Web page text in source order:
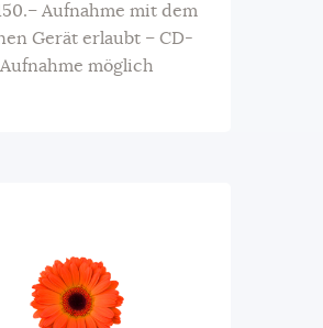
Aufnahme mit dem
Gerät erlaubt – CD-
Aufnahme möglich